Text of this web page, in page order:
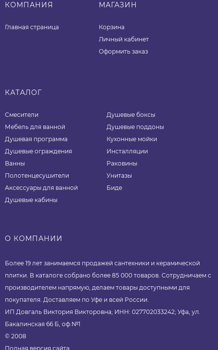
КОМПАНИЯ
Главная страница
МАГАЗИН
Корзина
Личный кабинет
Оформить заказ
КАТАЛОГ
Смесители
Мебель для ванной
Душевая программа
Душевые ограждения
Ванны
Полотенцесушители
Аксессуары для ванной
Душевые кабины
Душевые боксы
Душевые поддоны
Кухонные мойки
Инсталляции
Раковины
Унитазы
Биде
О КОМПАНИИ
Более 19 лет занимаемся продажей сантехники и керамической
плитки. В каталоге собрано более 85 000 товаров. Сотрудничаем с
производителем напрямую, делаем товары доступными для
покупателя. Доставляем по Уфе и всей России.
ИП Довгаль Виктория Викторовна; ИНН: 027702033242; Уфа, ул.
Бакалинская 66 Б, оф.№1
© 2008
Полная версия сайта